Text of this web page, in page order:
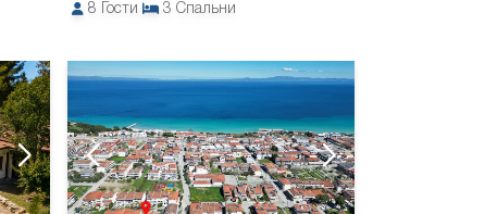
8
Гости 3 Спальни